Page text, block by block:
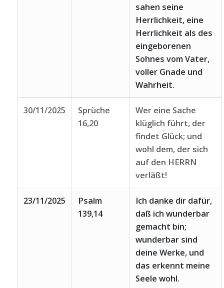
sahen seine
Herrlichkeit, eine
Herrlichkeit als des
eingeborenen
Sohnes vom Vater,
voller Gnade und
Wahrheit.
30/11/2025
Sprüche
16,20
Wer eine Sache
klüglich führt, der
findet Glück; und
wohl dem, der sich
auf den HERRN
verläßt!
23/11/2025
Psalm
139,14
Ich danke dir dafür,
daß ich wunderbar
gemacht bin;
wunderbar sind
deine Werke, und
das erkennt meine
Seele wohl.